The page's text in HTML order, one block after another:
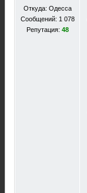
Откуда: Одесса
Сообщений: 1 078
Репутация: 48